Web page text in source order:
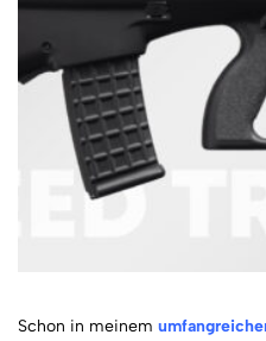
Schon in meinem